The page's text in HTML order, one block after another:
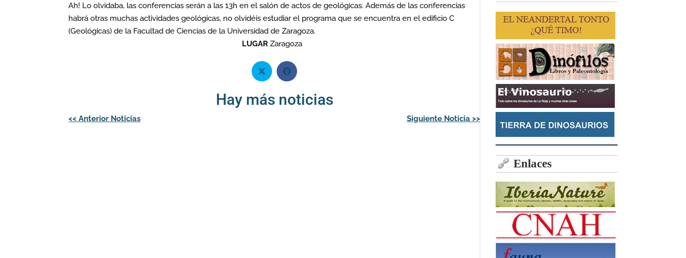
Ah! Lo olvidaba, las conferencias serán a las 13h en el salón de actos de geológicas. Además de las conferencias
habrá otras muchas actividades geológicas, no olvidéis estudiar el programa que se encuentra en el edificio C
(Geológicas) de la Facultad de Ciencias de la Universidad de Zaragoza.
LUGARZaragoza
Hay más noticias
Navegación
<<Anterior Noticias Siguiente Noticia >>
Enlaces